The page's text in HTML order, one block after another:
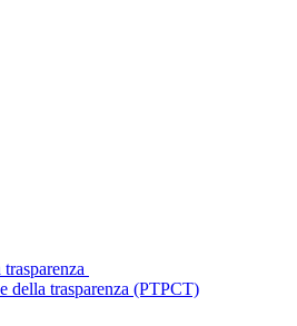
della trasparenza (PTPCT)